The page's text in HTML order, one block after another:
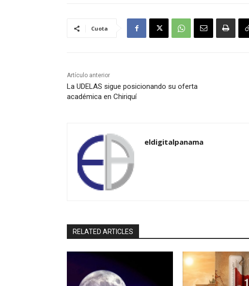
Cuota
Artículo anterior
La UDELAS sigue posicionando su oferta
académica en Chiriquí
eldigitalpanama
RELATED ARTICLES